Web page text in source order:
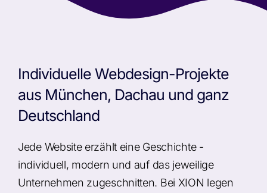
Individuelle Webdesign-Projekte
aus München, Dachau und ganz
Deutschland
Jede Website erzählt eine Geschichte -
individuell, modern und auf das jeweilige
Unternehmen zugeschnitten. Bei XION legen